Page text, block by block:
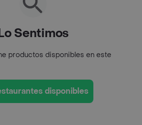
Sentimos
productos disponibles en este
disponibles